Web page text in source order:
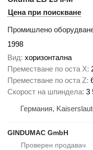
Цена при поискване
Промишлено
1998
Вид хоризонтална
Преместване по оста X
Преместване по оста Z
Скорост на шпиндела 3
Германия,
GINDUMAC GmbH